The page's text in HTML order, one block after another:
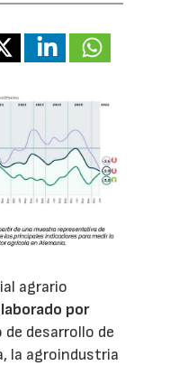
agrario
por
de desarrollo de
la agroindustria